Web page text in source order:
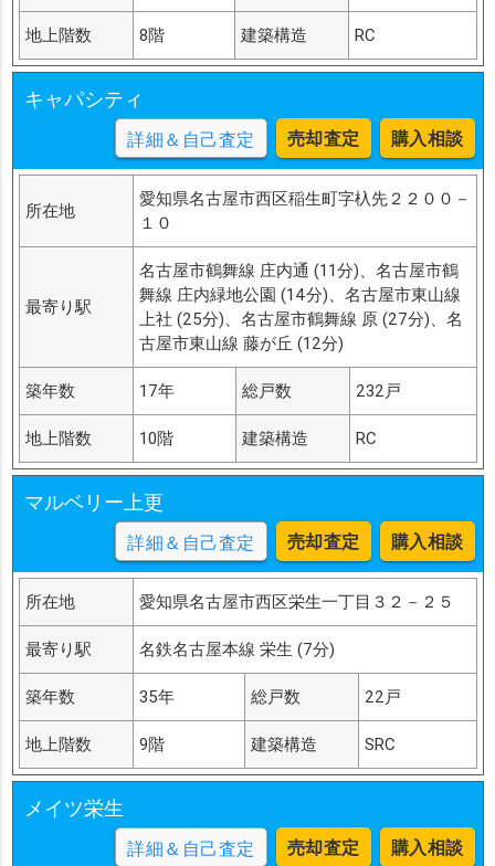
地上階数 8階 建築構造 RC
キャパシティ
詳細＆自己査定 売却査定 購入相談
所在地
愛知県名古屋市西区稲生町字杁先２２００－
１０
最寄り駅
名古屋市鶴舞線 庄内通 (11分)、名古屋市鶴
舞線 庄内緑地公園 (14分)、名古屋市東山線
上社 (25分)、名古屋市鶴舞線 原 (27分)、名
古屋市東山線 藤が丘 (12分)
築年数 17年 総戸数 232戸
地上階数 10階 建築構造 RC
マルベリー上更
詳細＆自己査定 売却査定 購入相談
所在地 愛知県名古屋市西区栄生一丁目３２－２５
最寄り駅 名鉄名古屋本線 栄生 (7分)
築年数 35年 総戸数 22戸
地上階数 9階 建築構造 SRC
メイツ栄生
詳細＆自己査定 売却査定 購入相談